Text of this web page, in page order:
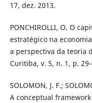
17, dez. 2013.
PONCHIROLLI, O. O
estratégico na
a perspectiva da teoria
Curitiba, v. 5, n. 1, p.
SOLOMON, J. F.;
A conceptual